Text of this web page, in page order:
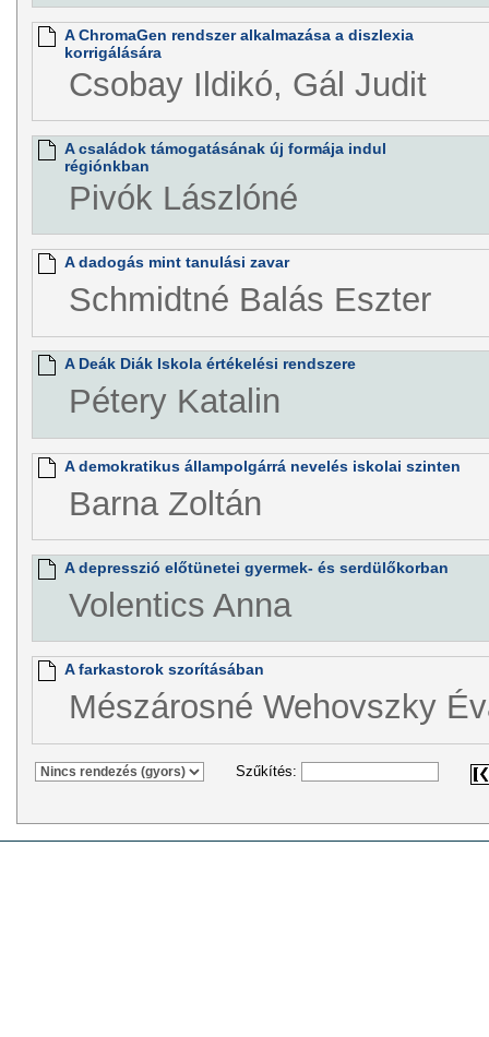
A ChromaGen rendszer alkalmazása a diszlexia
korrigálására
Csobay Ildikó, Gál Judit
A családok támogatásának új formája indul
régiónkban
Pivók Lászlóné
A dadogás mint tanulási zavar
Schmidtné Balás Eszter
A Deák Diák Iskola értékelési rendszere
Pétery Katalin
A demokratikus állampolgárrá nevelés iskolai szinten
Barna Zoltán
A depresszió előtünetei gyermek- és serdülőkorban
Volentics Anna
A farkastorok szorításában
Mészárosné Wehovszky
Szűkítés: